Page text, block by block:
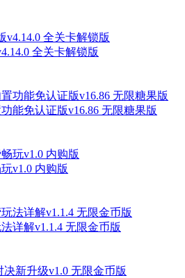
全关卡解锁版
能免认证版v16.86 无限糖果版
v1.0 内购版
详解v1.1.4 无限金币版